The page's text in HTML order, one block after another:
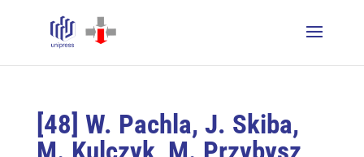
[48] W. Pachla, J. Skiba,